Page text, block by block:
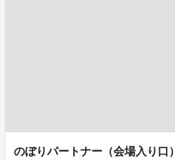
のぼりパートナー（会場入り口）